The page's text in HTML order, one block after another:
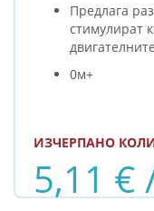
Предлага
стимулират
0м+
5,11 €
ИЗЧЕРПАНО